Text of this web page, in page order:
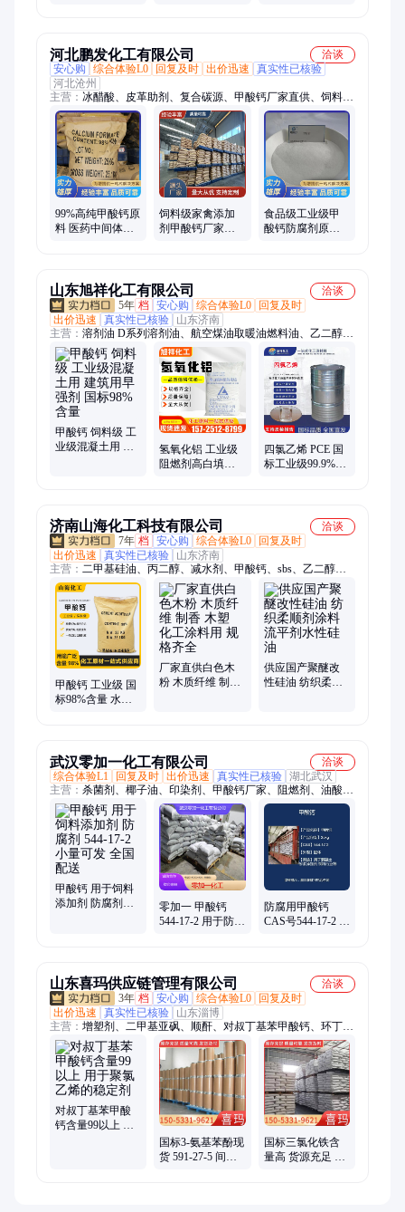
河北鹏发化工有限公司
洽谈
安心购
综合体验L0 回复及时 出价迅速
真实性已核验
河北沧州
主营： 冰醋酸、皮革助剂、复合碳源、甲酸钙厂家直供、饲料级
甲酸钙、石膏早强剂甲酸钙、水泥早强剂、表面处理剂、建筑用
早强剂、纺织印染助剂、甲酸钠 印染工业、工业级甲酸钠、甲
酸钠99%、蚁酸钠、复合碳源污水处理、降磷除总氮、复合碳源
培菌专用、厂家供应复合碳源、醋酸钠 58含量、纯碱 碳酸钠重
质、工业级85磷酸、工业除锈剂、工业乙酸钠、食品添加剂、工
业污水乙酸钠碳源
99%高纯甲酸钙原
料 医药中间体合
饲料级家禽添加
剂甲酸钙厂家直
食品级工业级甲
酸钙防腐剂原料
山东旭祥化工有限公司
洽谈
5年 档 安心购 综合体验L0
回复及时
出价迅速
真实性已核验
山东济南
主营： 溶剂油 D系列溶剂油、航空煤油取暖油燃料油、乙二醇二
醋酸酯、甲酸钙、乙二醇丁醚、聚甲氧基二甲醚、过氯乙烯树
脂、高氯化聚乙烯、氯化橡胶、二乙二醇丁醚、亚硝酸钙、正丁
醇、异丁醇、异丙醇、碳酸二甲酯、碳酸二乙酯、甲基丙烯酸甲
酯、硫酸锆、硫酸锌、硝酸铝、硝酸铁、硝酸铜、一二三乙醇
胺、苯酚、白油、乙酸乙酯、醋酸甲酯
甲酸钙 饲料级 工
业级混凝土用 建
氢氧化铝 工业级
阻燃剂高白填料
四氯乙烯 PCE 国
标工业级99.9%含
济南山海化工科技有限公司
洽谈
7年 档 安心购 综合体验L0
回复及时
出价迅速
真实性已核验
山东济南
主营： 二甲基硅油、丙二醇、减水剂、甲酸钙、sbs、乙二醇、
硅油、vae乳液、双氰胺、三乙醇胺、十二烷基苯磺酸钠、邻苯
二甲酸二辛酯、邻苯二甲酸二丁酯、钼酸铵、树脂、活性白土、
己二酸、甲酸、聚乙二醇、二甲苯、抗氧剂
甲酸钙 工业级 国
标98%含量 水泥
厂家直供白色木
粉 木质纤维 制香
供应国产聚醚改
性硅油 纺织柔顺
武汉零加一化工有限公司
洽谈
综合体验L1
回复及时 出价迅速 真实性已核验 湖北武汉
主营： 杀菌剂、椰子油、印染剂、甲酸钙厂家、阻燃剂、油酸
锌、润湿剂、硫酸铯、催化剂、粘合剂、乳化剂、草酸锰、硫酸
锂、石英砂、绝缘油、茶皂素、防腐剂、醋酸镁、锂电池、碘化
锂、培养基、蒸馏水、硬脂酸、塑化剂、草酸钾、磷酸铁
甲酸钙 用于饲料
添加剂 防腐剂
零加一 甲酸钙
544-17-2 用于防腐
防腐用甲酸钙
CAS号544-17-2 用
山东喜玛供应链管理有限公司
洽谈
3年 档 安心购 综合体验L0
回复及时
出价迅速
真实性已核验
山东淄博
主营： 增塑剂、二甲基亚砜、顺酐、对叔丁基苯甲酸钙、环丁
砜、二甲基二硫醚、赋臭剂、四氢噻吩加臭剂、环戊烷、塑化
剂、二辛酯、石油醚、异丁醇、氯化苄、叔十二硫醇、硬脂酸
钙、树脂涂料、四氢噻吩、化学试剂、国标染料、氯乙酸、硬脂
酸锌、乙二醛、异辛烷、橡胶塑料
对叔丁基苯甲酸
钙含量99以上 用
国标3-氨基苯酚现
货 591-27-5 间氨
国标三氯化铁含
量高 货源充足 送